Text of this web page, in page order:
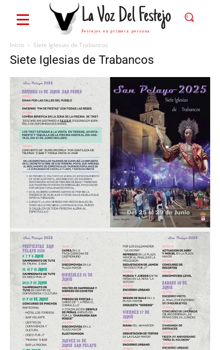
La Voz Del Festejo
Festejos en primera persona
Inicio Siete Iglesias de Trabancos
Siete Iglesias de Trabancos